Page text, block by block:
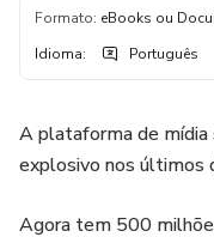
Formato: eBooks ou
Idioma: Português
A plataforma de
explosivo nos últimos
Agora tem 500